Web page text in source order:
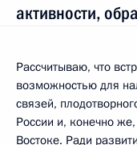
активности,
Рассчитываю, что
возможностью для
связей,
России и, конечно
Востоке. Ради